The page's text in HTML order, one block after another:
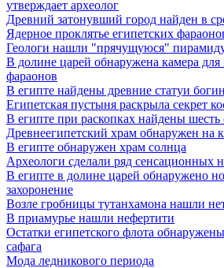
утверждает археолог
Древний затонувший город найден в
Ядерное проклятье египетских
Геологи нашли "прячущуюся"
В долине царей обнаружена камера
фараонов
В египте найдены древние статуи
Египетская пустыня раскрыла секрет
В египте при раскопках найдены
Древнеегипетский храм обнаружен на
В египте обнаружен храм солнца
Археологи сделали ряд сенсационных
В египте в долине царей обнаружено
захоронение
Возле гробницы тутанхамона нашли
В приамурье нашли нефертити
Остатки египетского флота
сафага
Мода ледникового периода